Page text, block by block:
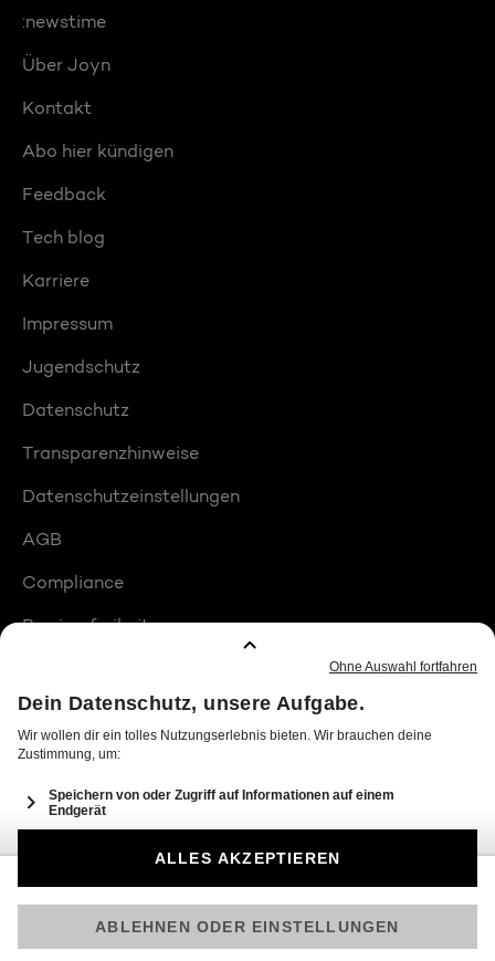
:newstime
Über Joyn
Kontakt
Abo hier kündigen
Feedback
Tech blog
Karriere
Impressum
Jugendschutz
Datenschutz
Transparenzhinweise
Datenschutzeinstellungen
AGB
Compliance
Barrierefreiheit